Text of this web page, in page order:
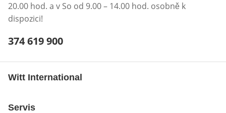
20.00 hod. a v So od 9.00 – 14.00 hod. osobně k
dispozici!
Telefonní číslo:
374 619 900
Witt International
Servis